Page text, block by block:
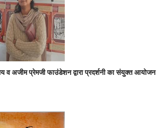
व अजीम प्रेमजी फाउंडेशन द्वारा प्रदर्शनी का संयुक्त आयोजन